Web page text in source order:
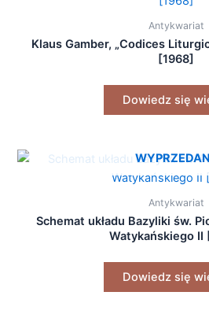
Antykwariat
Klaus Gamber, „Codices
[1968]
Dowiedz się
Antykwariat
Schemat układu Bazyliki św.
Watykańskiego II
Dowiedz się